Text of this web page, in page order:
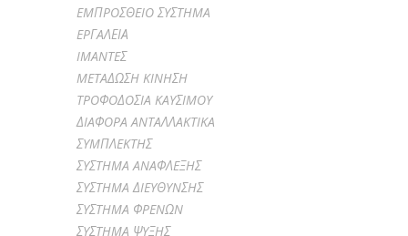
EMΠPOΣΘEIO ΣYΣTHMA
EPΓAΛΕΙΑ
IMANTEΣ
METAΔΩΣH KINHΣH
TPOΦOΔOΣIA KAYΣIMOY
ΔIAΦOPA ANTAΛΛAKTIKA
ΣYMΠΛEKTHΣ
ΣYΣTHMA ANAΦΛEΞHΣ
ΣYΣTHMA ΔIEYΘYNΣHΣ
ΣYΣTHMA ΦPENΩN
ΣYΣTHMA ΨYΞHΣ